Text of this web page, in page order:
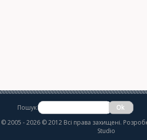
Пошук
©2005 - 2026 © 2012 Всі права захищені.
Studio